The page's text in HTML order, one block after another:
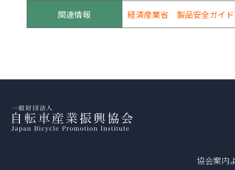
関連情報 経済産業省 製品安全ガイド
協会案内